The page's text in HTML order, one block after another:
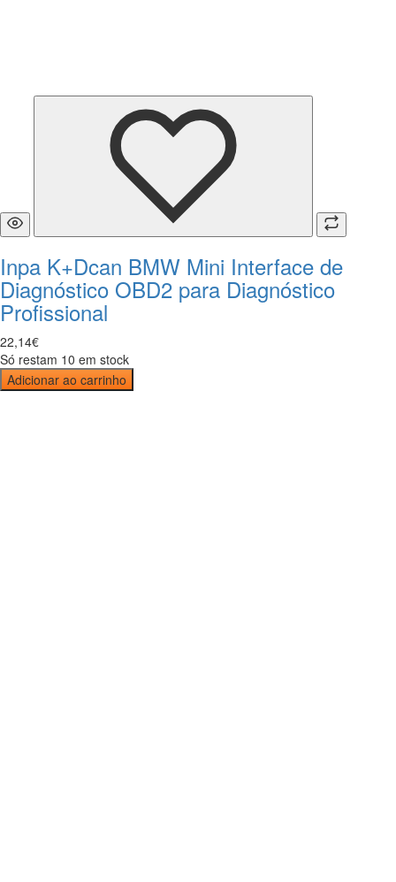
Inpa K+Dcan BMW Mini Interface de
Diagnóstico OBD2 para Diagnóstico
Profissional
22,14€
Só restam 10 em stock
Adicionar ao carrinho